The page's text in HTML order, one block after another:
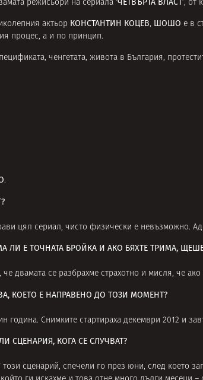
режисьори на сериала ‘ЧЕТВЪРТА ВЛАСТ’, от
актьор КОНСТАНТИН КОЦЕВ, ШОШО е в
процес, а и по принцип.
ченгетата, живота в България,
.
цял сериал, чисто физически е невъзможно.
ЛИ Е ТОЧНАТА БРОЙКА И АКО БЯХТЕ ТРИМА,
двамата се разбрахме страхотно и мисля, че
КОЕТО Е НАПРАВЕНО ДО ТОЗИ МОМЕНТ?
година. Снимките стартираха декември 2012 и
СЦЕНАРИЯ, КОГА СЕ СЛУЧВАТ?
сценарий, спечели го през юни, след което